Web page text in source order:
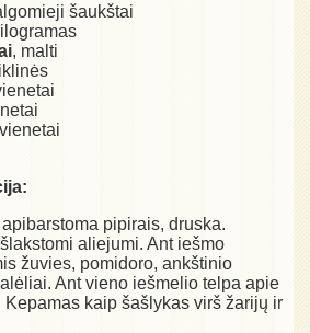
šaukštai
, malti
pipirais, druska.
aliejumi. Ant iešmo
žuvies, pomidoro, ankštinio
Ant vieno iešmelio telpa apie
kaip šašlykas virš žarijų ir